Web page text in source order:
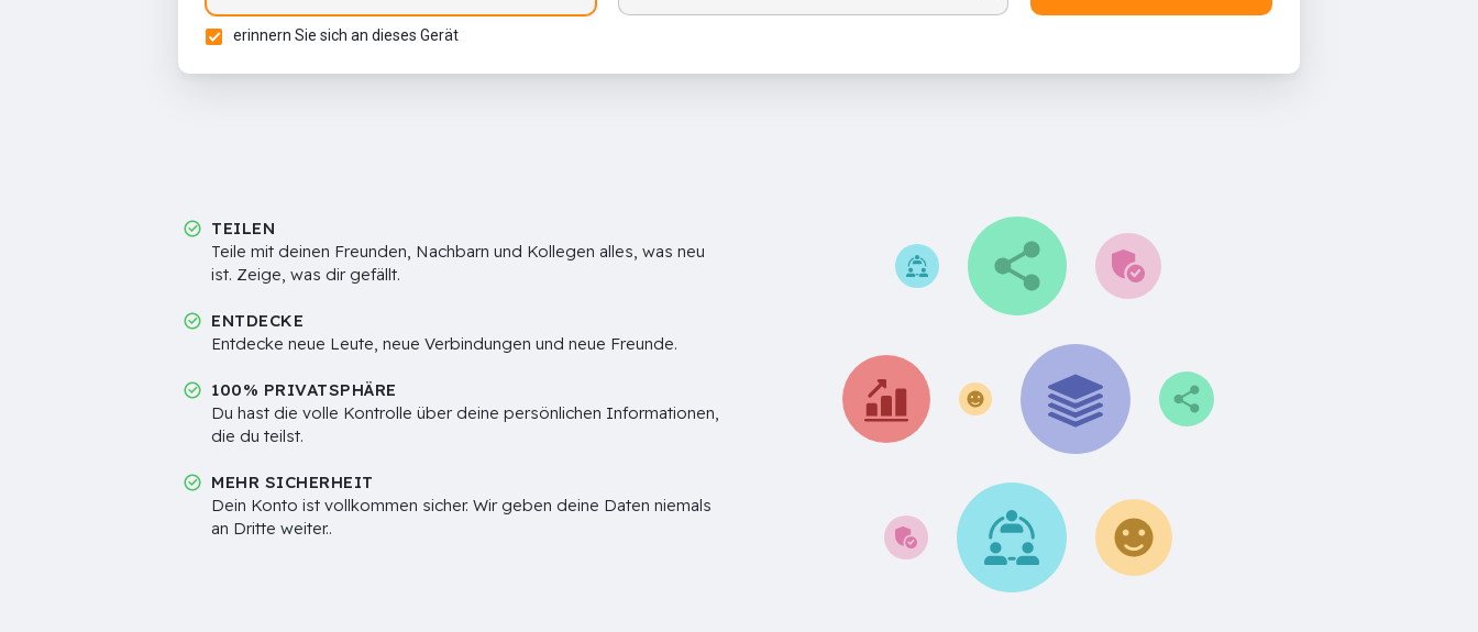
erinnern Sie sich an dieses Gerät
TEILEN
Teile mit deinen Freunden, Nachbarn und Kollegen alles, was neu
ist. Zeige, was dir gefällt.
ENTDECKE
Entdecke neue Leute, neue Verbindungen und neue Freunde.
100% PRIVATSPHÄRE
Du hast die volle Kontrolle über deine persönlichen Informationen,
die du teilst.
MEHR SICHERHEIT
Dein Konto ist vollkommen sicher. Wir geben deine Daten niemals
an Dritte weiter..